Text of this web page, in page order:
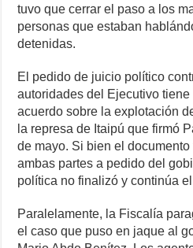
tuvo que cerrar el paso a los
personas que estaban
detenidas.
El pedido de juicio político
autoridades del Ejecutivo
acuerdo sobre la explotación
la represa de Itaipú que firmó
de mayo. Si bien el
ambas partes a pedido del
política no finalizó y continúa
Paralelamente, la Fiscalía
el caso que puso en jaque al